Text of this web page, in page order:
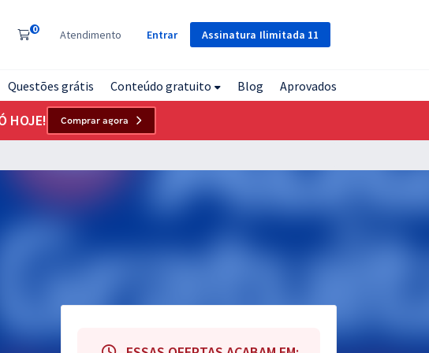
Assinatura Ilimitada 11
0 Atendimento Entrar
Questões grátis Conteúdo gratuito Blog Aprovados
HOJE! Comprar agora